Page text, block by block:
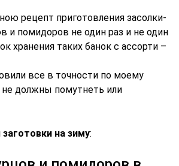
рецепт приготовления засолки-
и помидоров не один раз и не один
хранения таких банок с ассорти –
все в точности по моему
не должны помутнеть или
на зиму: